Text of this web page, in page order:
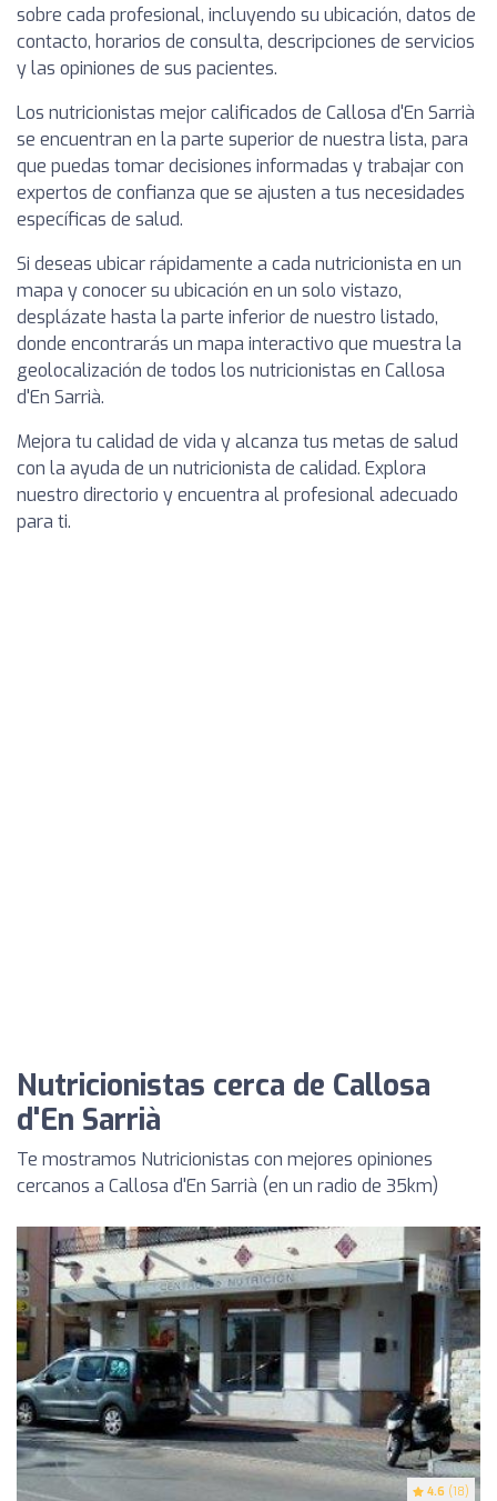
sobre cada profesional, incluyendo su ubicación, datos de
contacto, horarios de consulta, descripciones de servicios
y las opiniones de sus pacientes.
Los nutricionistas mejor calificados de Callosa d'En Sarrià
se encuentran en la parte superior de nuestra lista, para
que puedas tomar decisiones informadas y trabajar con
expertos de confianza que se ajusten a tus necesidades
específicas de salud.
Si deseas ubicar rápidamente a cada nutricionista en un
mapa y conocer su ubicación en un solo vistazo,
desplázate hasta la parte inferior de nuestro listado,
donde encontrarás un mapa interactivo que muestra la
geolocalización de todos los nutricionistas en Callosa
d'En Sarrià.
Mejora tu calidad de vida y alcanza tus metas de salud
con la ayuda de un nutricionista de calidad. Explora
nuestro directorio y encuentra al profesional adecuado
para ti.
Nutricionistas cerca de Callosa
d'En Sarrià
Te mostramos Nutricionistas con mejores opiniones
cercanos a Callosa d'En Sarrià (en un radio de 35km)
4.6 (18)